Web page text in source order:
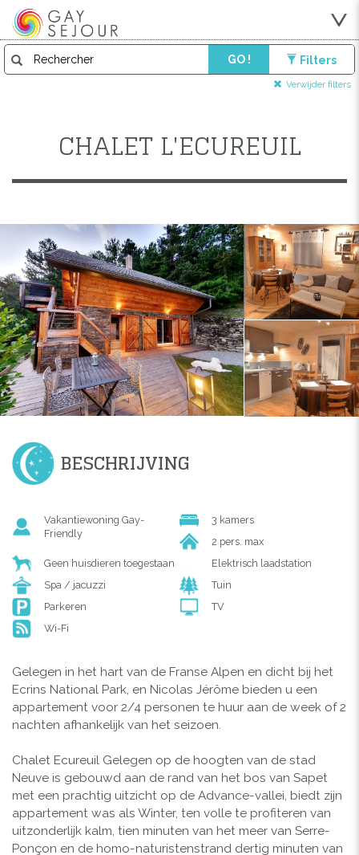
GO ! Filters
Verwijder filters
CHALET L'ECUREUIL
BESCHRIJVING
Vakantiewoning Gay-
Friendly
3 kamers
2 pers. max
Geen huisdieren toegestaan
Elektrisch laadstation
Spa / jacuzzi
Tuin
Parkeren
TV
Wi-Fi
Gelegen in het hart van de Franse Alpen en dicht bij het
Ecrins National Park, en Nicolas Jérôme bieden u een
appartement voor 2/4 personen te huur aan de week of 2
nachten afhankelijk van het seizoen.
Chalet Ecureuil Gelegen op de hoogten van de stad
Neuve is gebouwd aan de rand van het bos van Sapet
met een prachtig uitzicht op de Advance-vallei, biedt zijn
appartement was als Winter, ten volle te profiteren van
uitzonderlijk kalm, tien minuten van het meer van Serre-
Ponçon en de homo-naturistenstrand dertig minuten van